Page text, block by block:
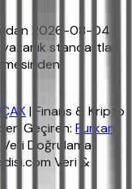
2026-08-04
standartları
| Finans & Kripto
Geçiren: Furkan
Doğrulama
Veri &